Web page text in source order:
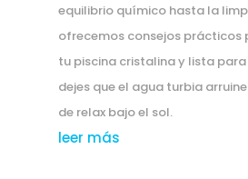
equilibrio químico hasta la
ofrecemos consejos prácticos
tu piscina cristalina y lista
dejes que el agua turbia
de relax bajo el sol.
leer más